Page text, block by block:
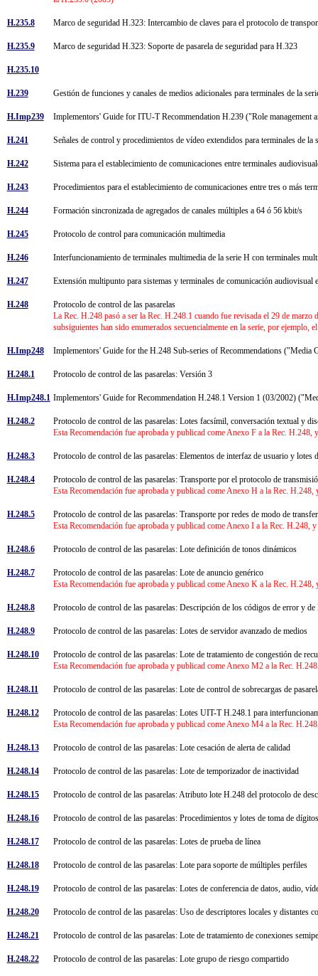
H.235.8 Marco de seguridad H.323: Intercambio de claves para el protocolo de
H.235.9 Marco de seguridad H.323: Soporte de pasarela de seguridad para H.323
H.235.10
H.239 Gestión de funciones y canales de medios adicionales para terminales de la
H.Imp239 Implementors' Guide for ITU-T Recommendation H.239 ("Role
H.241 Señales de control y procedimientos de vídeo extendidos para terminales de
H.242 Sistema para el establecimiento de comunicaciones entre terminales
H.243 Procedimientos para el establecimiento de comunicaciones entre tres o más
H.244 Formación sincronizada de agregados de canales múltiples a 64 ó 56 kbit/s
H.245 Protocolo de control para comunicación multimedia
H.246 Interfuncionamiento de terminales multimedia de la serie H con terminales
H.247 Extensión multipunto para sistemas y terminales de comunicación audiovisual
H.248
Protocolo de control de las pasarelas
La Rec. H.248 pasó a ser la Rec. H.248.1 cuando fue revisada el 29 de
subsiguientes han sido enumerados secuencialmente en la serie, por ejemplo,
H.Imp248 Implementors' Guide for the H.248 Sub-series of Recommendations
H.248.1 Protocolo de control de las pasarelas: Versión 3
H.Imp248.1 Implementors' Guide for Recommendation H.248.1 Version 1 (03/2002)
H.248.2
Protocolo de control de las pasarelas: Lotes facsímil, conversación textual y
Esta Recomendación fue aprobada y publicad come Anexo F a la Rec.
H.248.3 Protocolo de control de las pasarelas: Elementos de interfaz de usuario y lotes
H.248.4
Protocolo de control de las pasarelas: Transporte por el protocolo de
Esta Recomendación fue aprobada y publicad come Anexo H a la Rec.
H.248.5
Protocolo de control de las pasarelas: Transporte por redes de modo de
Esta Recomendación fue aprobada y publicad come Anexo I a la Rec.
H.248.6 Protocolo de control de las pasarelas: Lote definición de tonos dinámicos
H.248.7
Protocolo de control de las pasarelas: Lote de anuncio genérico
Esta Recomendación fue aprobada y publicad come Anexo K a la Rec.
H.248.8 Protocolo de control de las pasarelas: Descripción de los códigos de error y
H.248.9 Protocolo de control de las pasarelas: Lotes de servidor avanzado de medios
H.248.10
Protocolo de control de las pasarelas: Lote de tratamiento de congestión de
Esta Recomendación fue aprobada y publicad come Anexo M2 a la Rec.
H.248.11 Protocolo de control de las pasarelas: Lote de control de sobrecargas de
H.248.12
Protocolo de control de las pasarelas: Lotes UIT-T H.248.1 para
Esta Recomendación fue aprobada y publicad come Anexo M4 a la Rec.
H.248.13 Protocolo de control de las pasarelas: Lote cesación de alerta de calidad
H.248.14 Protocolo de control de las pasarelas: Lote de temporizador de inactividad
H.248.15 Protocolo de control de las pasarelas: Atributo lote H.248 del protocolo de
H.248.16 Protocolo de control de las pasarelas: Procedimientos y lotes de toma de
H.248.17 Protocolo de control de las pasarelas: Lotes de prueba de línea
H.248.18 Protocolo de control de las pasarelas: Lote para soporte de múltiples perfiles
H.248.19 Protocolo de control de las pasarelas: Lotes de conferencia de datos, audio,
H.248.20 Protocolo de control de las pasarelas: Uso de descriptores locales y
H.248.21 Protocolo de control de las pasarelas: Lote de tratamiento de conexiones
H.248.22 Protocolo de control de las pasarelas: Lote grupo de riesgo compartido